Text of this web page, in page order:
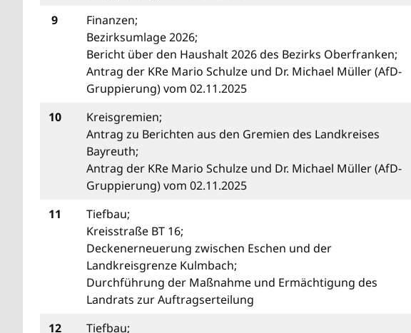
9
Finanzen;
Bezirksumlage 2026;
Bericht über den Haushalt 2026 des Bezirks Oberfranken;
Antrag der KRe Mario Schulze und Dr. Michael Müller (AfD-
Gruppierung) vom 02.11.2025
10
Kreisgremien;
Antrag zu Berichten aus den Gremien des Landkreises
Bayreuth;
Antrag der KRe Mario Schulze und Dr. Michael Müller (AfD-
Gruppierung) vom 02.11.2025
11
Tiefbau;
Kreisstraße BT 16;
Deckenerneuerung zwischen Eschen und der
Landkreisgrenze Kulmbach;
Durchführung der Maßnahme und Ermächtigung des
Landrats zur Auftragserteilung
12
Tiefbau;